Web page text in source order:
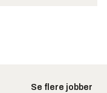
Se flere jobber